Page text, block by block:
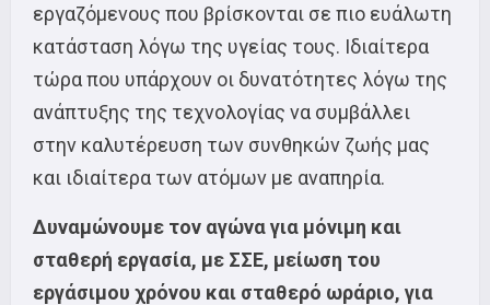
εργαζόμενους που βρίσκονται σε πιο ευάλωτη
κατάσταση λόγω της υγείας τους. Ιδιαίτερα
τώρα που υπάρχουν οι δυνατότητες λόγω της
ανάπτυξης της τεχνολογίας να συμβάλλει
στην καλυτέρευση των συνθηκών ζωής μας
και ιδιαίτερα των ατόμων με αναπηρία.
Δυναμώνουμε τον αγώνα για μόνιμη και
σταθερή εργασία, με ΣΣΕ, μείωση του
εργάσιμου χρόνου και σταθερό ωράριο, για